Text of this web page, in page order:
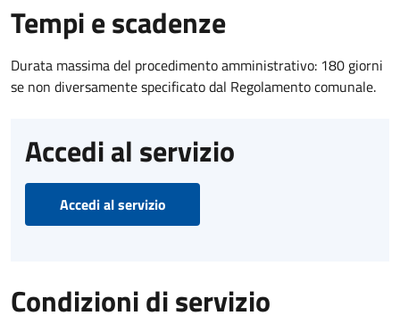
Tempi e scadenze
Durata massima del procedimento amministrativo: 180 giorni
se non diversamente specificato dal Regolamento comunale.
Accedi al servizio
Accedi al servizio
Condizioni di servizio